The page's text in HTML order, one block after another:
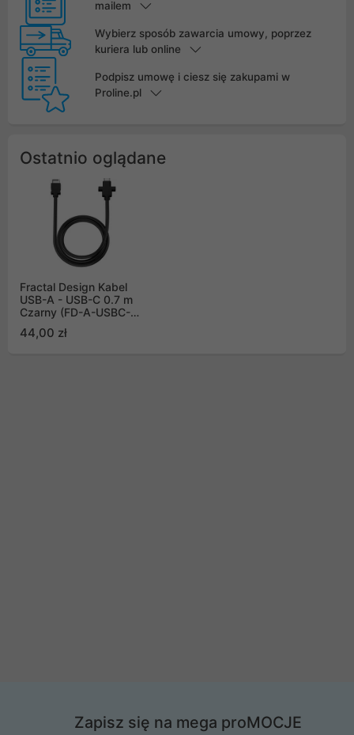
mailem
Wybierz sposób zawarcia umowy, poprzez
kuriera lub online
Podpisz umowę i ciesz się zakupami w
Proline.pl
Ostatnio oglądane
Fractal Design Kabel
USB-A - USB-C 0.7 m
Czarny (FD-A-USBC-
44,00 zł
Zapisz się na mega proMOCJE